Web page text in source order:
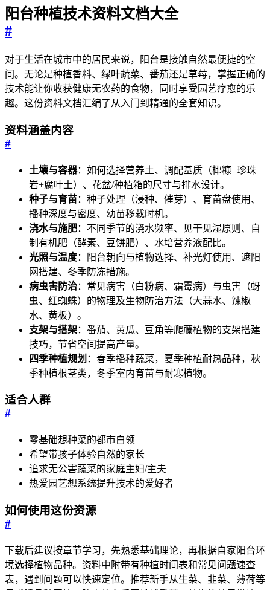
阳台种植技术资料文档大全
#
对于生活在城市中的居民来说，阳台是接触自然最便捷的空
间。无论是种植香料、绿叶蔬菜、番茄还是草莓，掌握正确的
技术能让你收获健康无农药的食物，同时享受园艺疗愈的乐
趣。这份资料文档汇编了从入门到精通的全套知识。
资料涵盖内容
#
土壤与容器：如何选择营养土、调配基质（椰糠+珍珠
岩+腐叶土）、花盆/种植箱的尺寸与排水设计。
种子与育苗：种子处理（浸种、催芽）、育苗盘使用、
播种深度与密度、幼苗移栽时机。
浇水与施肥：不同季节的浇水频率、见干见湿原则、自
制有机肥（酵素、豆饼肥）、水培营养液配比。
光照与温度：阳台朝向与植物选择、补光灯使用、遮阳
网搭建、冬季防冻措施。
病虫害防治：常见病害（白粉病、霜霉病）与虫害（蚜
虫、红蜘蛛）的物理及生物防治方法（大蒜水、辣椒
水、黄板）。
支架与搭架：番茄、黄瓜、豆角等爬藤植物的支架搭建
技巧，节省空间提高产量。
四季种植规划 ：春季播种蔬菜，夏季种植耐热品种，秋
季种植根茎类，冬季室内育苗与耐寒植物。
适合人群
#
零基础想种菜的都市白领
希望带孩子体验自然的家长
追求无公害蔬菜的家庭主妇/主夫
热爱园艺想系统提升技术的爱好者
如何使用这份资源
#
下载后建议按章节学习，先熟悉基础理论，再根据自家阳台环
境选择植物品种。资料中附带有种植时间表和常见问题速查
表，遇到问题可以快速定位。推荐新手从生菜、韭菜、薄荷等